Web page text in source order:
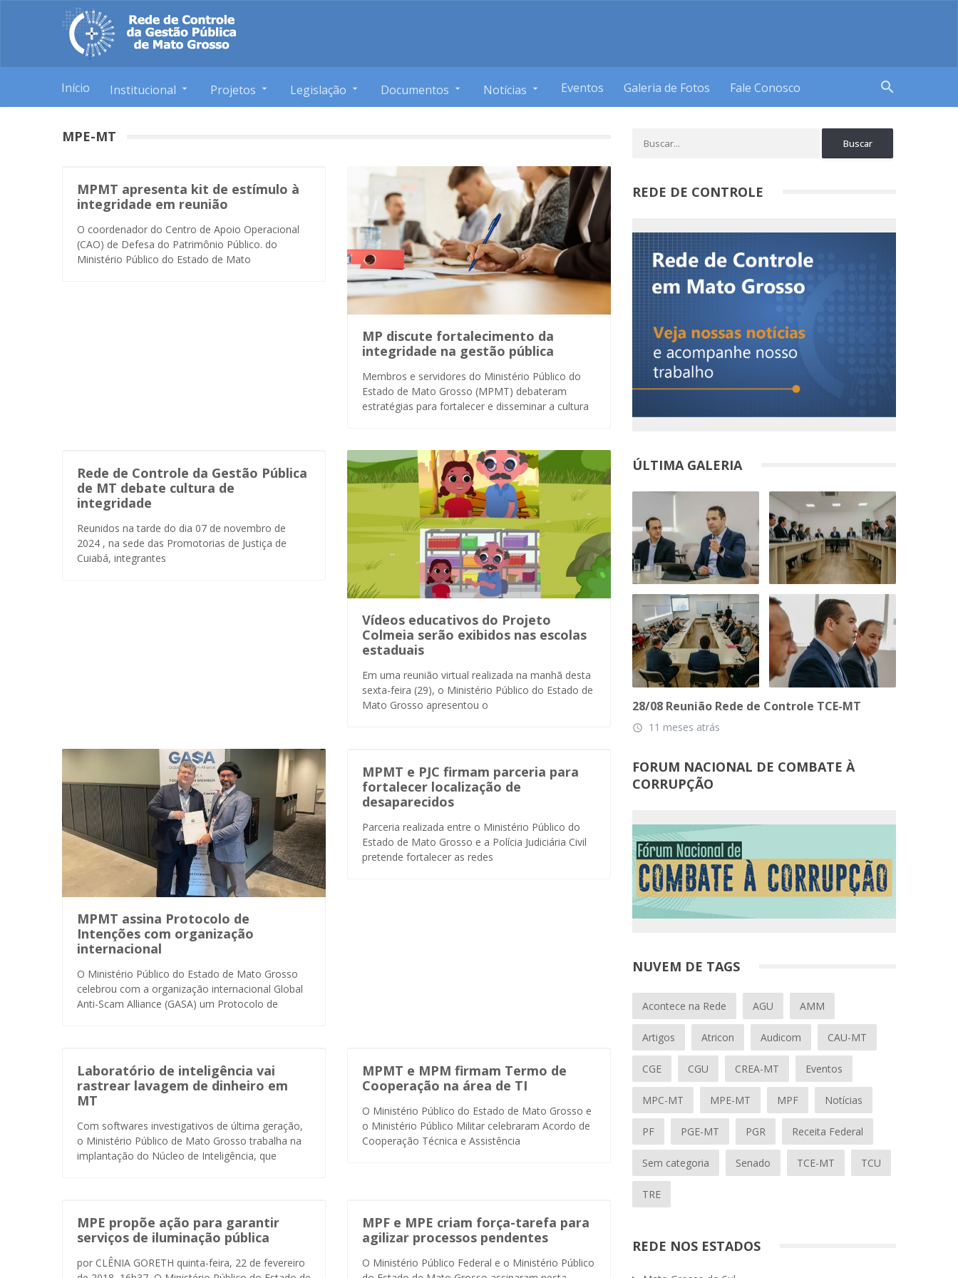
Início Institucional Projetos Legislação Documentos Notícias Eventos Galeria de Fotos Fale Conosco search
MPE-MT
MPMT apresenta kit de estímulo à
integridade em reunião
O coordenador do Centro de Apoio Operacional
(CAO) de Defesa do Patrimônio Público. do
Ministério Público do Estado de Mato
MP discute fortalecimento da
integridade na gestão pública
Membros e servidores do Ministério Público do
Estado de Mato Grosso (MPMT) debateram
estratégias para fortalecer e disseminar a cultura
Rede de Controle da Gestão Pública
de MT debate cultura de
integridade
Reunidos na tarde do dia 07 de novembro de
2024 , na sede das Promotorias de Justiça de
Cuiabá, integrantes
Vídeos educativos do Projeto
Colmeia serão exibidos nas escolas
estaduais
Em uma reunião virtual realizada na manhã desta
sexta-feira (29), o Ministério Público do Estado de
Mato Grosso apresentou o
MPMT assina Protocolo de
Intenções com organização
internacional
O Ministério Público do Estado de Mato Grosso
celebrou com a organização internacional Global
Anti-Scam Alliance (GASA) um Protocolo de
MPMT e PJC firmam parceria para
fortalecer localização de
desaparecidos
Parceria realizada entre o Ministério Público do
Estado de Mato Grosso e a Polícia Judiciária Civil
pretende fortalecer as redes
Laboratório de inteligência vai
rastrear lavagem de dinheiro em
MT
Com softwares investigativos de última geração,
o Ministério Público de Mato Grosso trabalha na
implantação do Núcleo de Inteligência, que
MPMT e MPM firmam Termo de
Cooperação na área de TI
O Ministério Público do Estado de Mato Grosso e
o Ministério Público Militar celebraram Acordo de
Cooperação Técnica e Assistência
MPE propõe ação para garantir
serviços de iluminação pública
por CLÊNIA GORETH quinta-feira, 22 de fevereiro
MPF e MPE criam força-tarefa para
agilizar processos pendentes
O Ministério Público Federal e o Ministério Público
REDE DE CONTROLE
ÚLTIMA GALERIA
28/08 Reunião Rede de Controle TCE-MT
access_time 11 meses atrás
FORUM NACIONAL DE COMBATE À
CORRUPÇÃO
NUVEM DE TAGS
Acontece na Rede AGU AMM
Artigos Atricon Audicom CAU-MT
CGE CGU CREA-MT Eventos
MPC-MT MPE-MT MPF Notícias
PF PGE-MT PGR Receita Federal
Sem categoria Senado TCE-MT TCU
TRE
REDE NOS ESTADOS